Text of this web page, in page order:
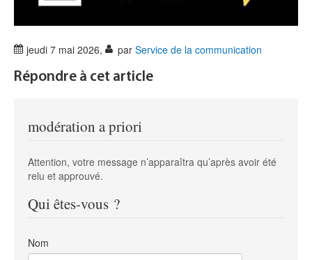
jeudi 7 mai 2026, par Service de la communication
Répondre à cet article
modération a priori
Attention, votre message n’apparaîtra qu’après avoir été
relu et approuvé.
Qui êtes-vous ?
Nom